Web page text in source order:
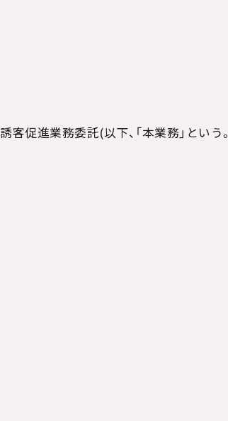
客促進業務委託(以下、「本業務」という。